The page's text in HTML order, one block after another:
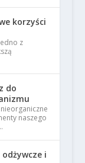
korzyści
z
do
naszego
i